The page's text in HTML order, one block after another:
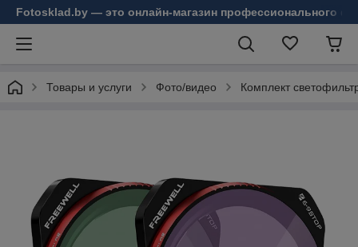
Fotosklad.by — это онлайн-магазин профессионального
Товары и услуги Фото/видео Комплект